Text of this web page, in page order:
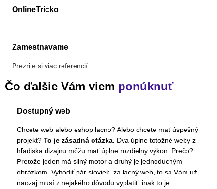
OnlineTricko
Zamestnavame
Prezrite si viac referencií
Čo ďalšie Vám viem ponúknuť
Dostupný web
Chcete web alebo eshop lacno? Alebo chcete mať úspešný
projekt? To je zásadná otázka. Dva úplne totožné weby z
hľadiska dizajnu môžu mať úplne rozdielny výkon. Prečo?
Pretože jeden má silný motor a druhý je jednoduchým
obrázkom. Vyhodiť pár stoviek za lacný web, to sa Vám už
naozaj musí z nejakého dôvodu vyplatiť, inak to je